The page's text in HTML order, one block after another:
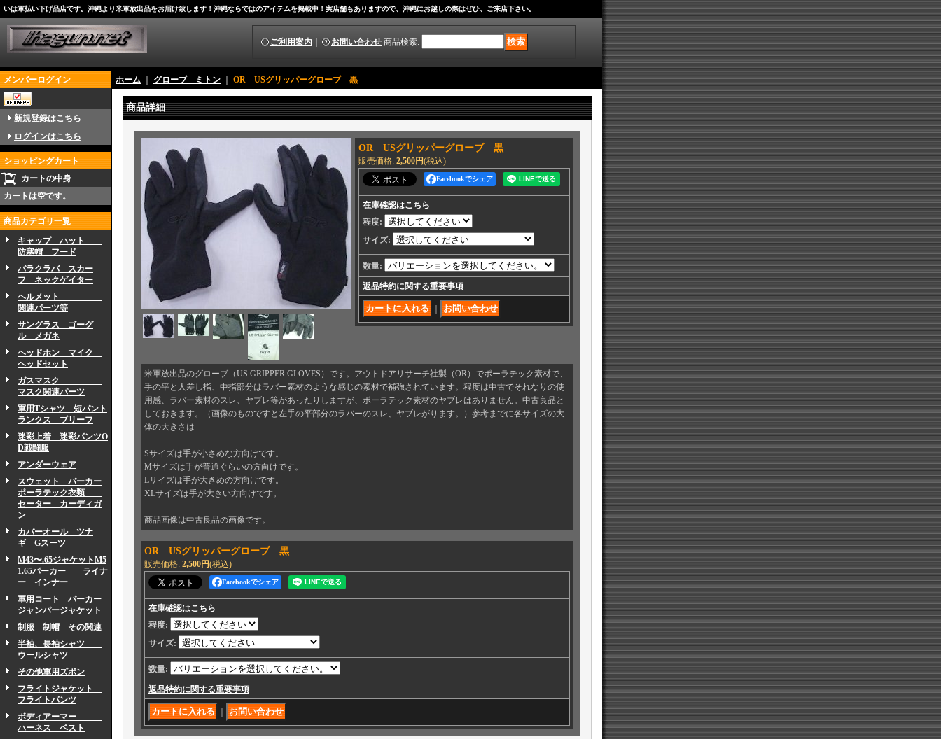
いは軍払い下げ品店です。沖縄より米軍放出品をお届け致します！沖縄ならではのアイテムを掲載中！実店舗もありますので、沖縄にお越しの際はぜひ、ご来店下さい。
ご利用案内 お問い合わせ 商品検索:
メンバーログイン
新規登録はこちら
ログインはこちら
ショッピングカート
カートの中身
カートは空です。
商品カテゴリ一覧
キャップ ハット
防寒帽 フード
バラクラバ スカー
フ ネックゲイター
ヘルメット
関連パーツ等
サングラス ゴーグ
ル メガネ
ヘッドホン マイク
ヘッドセット
ガスマスク
マスク関連パーツ
軍用Tシャツ 短パント
ランクス ブリーフ
迷彩上着 迷彩パンツO
D戦闘服
アンダーウェア
スウェット パーカー
ポーラテック衣類
セーター カーディガ
ン
カバーオール ツナ
ギ Gスーツ
M43〜.65ジャケットM5
1.65パーカー ライナ
ー インナー
軍用コート パーカー
ジャンパージャケット
制服 制帽 その関連
半袖、長袖シャツ
ウールシャツ
その他軍用ズボン
フライトジャケット
フライトパンツ
ボディアーマー
ハーネス ベスト
ホーム グローブ ミトン OR USグリッパーグローブ 黒
商品詳細
OR USグリッパーグローブ 黒
販売価格: 2,500円(税込)
Facebookでシェア
在庫確認はこちら
程度:
サイズ:
数量:
返品特約に関する重要事項
米軍放出品のグローブ（US GRIPPER GLOVES）です。アウトドアリサーチ社製（OR）でポーラテック素材で、
手の平と人差し指、中指部分はラバー素材のような感じの素材で補強されています。程度は中古でそれなりの使
用感、ラバー素材のスレ、ヤブレ等があったりしますが、ポーラテック素材のヤブレはありません。中古良品と
しておきます。（画像のものですと左手の平部分のラバーのスレ、ヤブレがります。）参考までに各サイズの大
体の大きさは
Sサイズは手が小さめな方向けです。
Mサイズは手が普通ぐらいの方向けです。
Lサイズは手が大きめの方向けです。
XLサイズは手が大きい方向けです。
商品画像は中古良品の画像です。
OR USグリッパーグローブ 黒
販売価格: 2,500円(税込)
Facebookでシェア
在庫確認はこちら
程度:
サイズ:
数量:
返品特約に関する重要事項